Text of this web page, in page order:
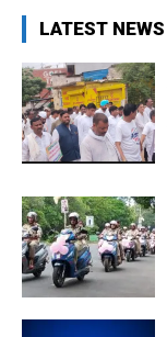
LATEST NEWS